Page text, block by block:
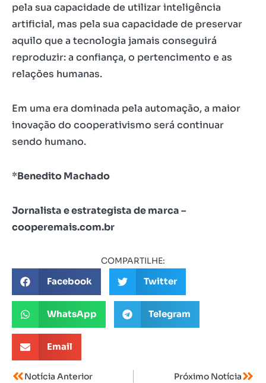
pela sua capacidade de utilizar inteligência
artificial, mas pela sua capacidade de preservar
aquilo que a tecnologia jamais conseguirá
reproduzir: a confiança, o pertencimento e as
relações humanas.
Em uma era dominada pela automação, a maior
inovação do cooperativismo será continuar
sendo humano.
*Benedito Machado
Jornalista e estrategista de marca –
cooperemais.com.br
COMPARTILHE:
Facebook Twitter
WhatsApp Telegram
Email
Notícia Anterior Próximo Notícia